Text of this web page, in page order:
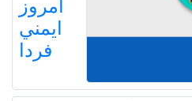
امروز
ايمني
فردا